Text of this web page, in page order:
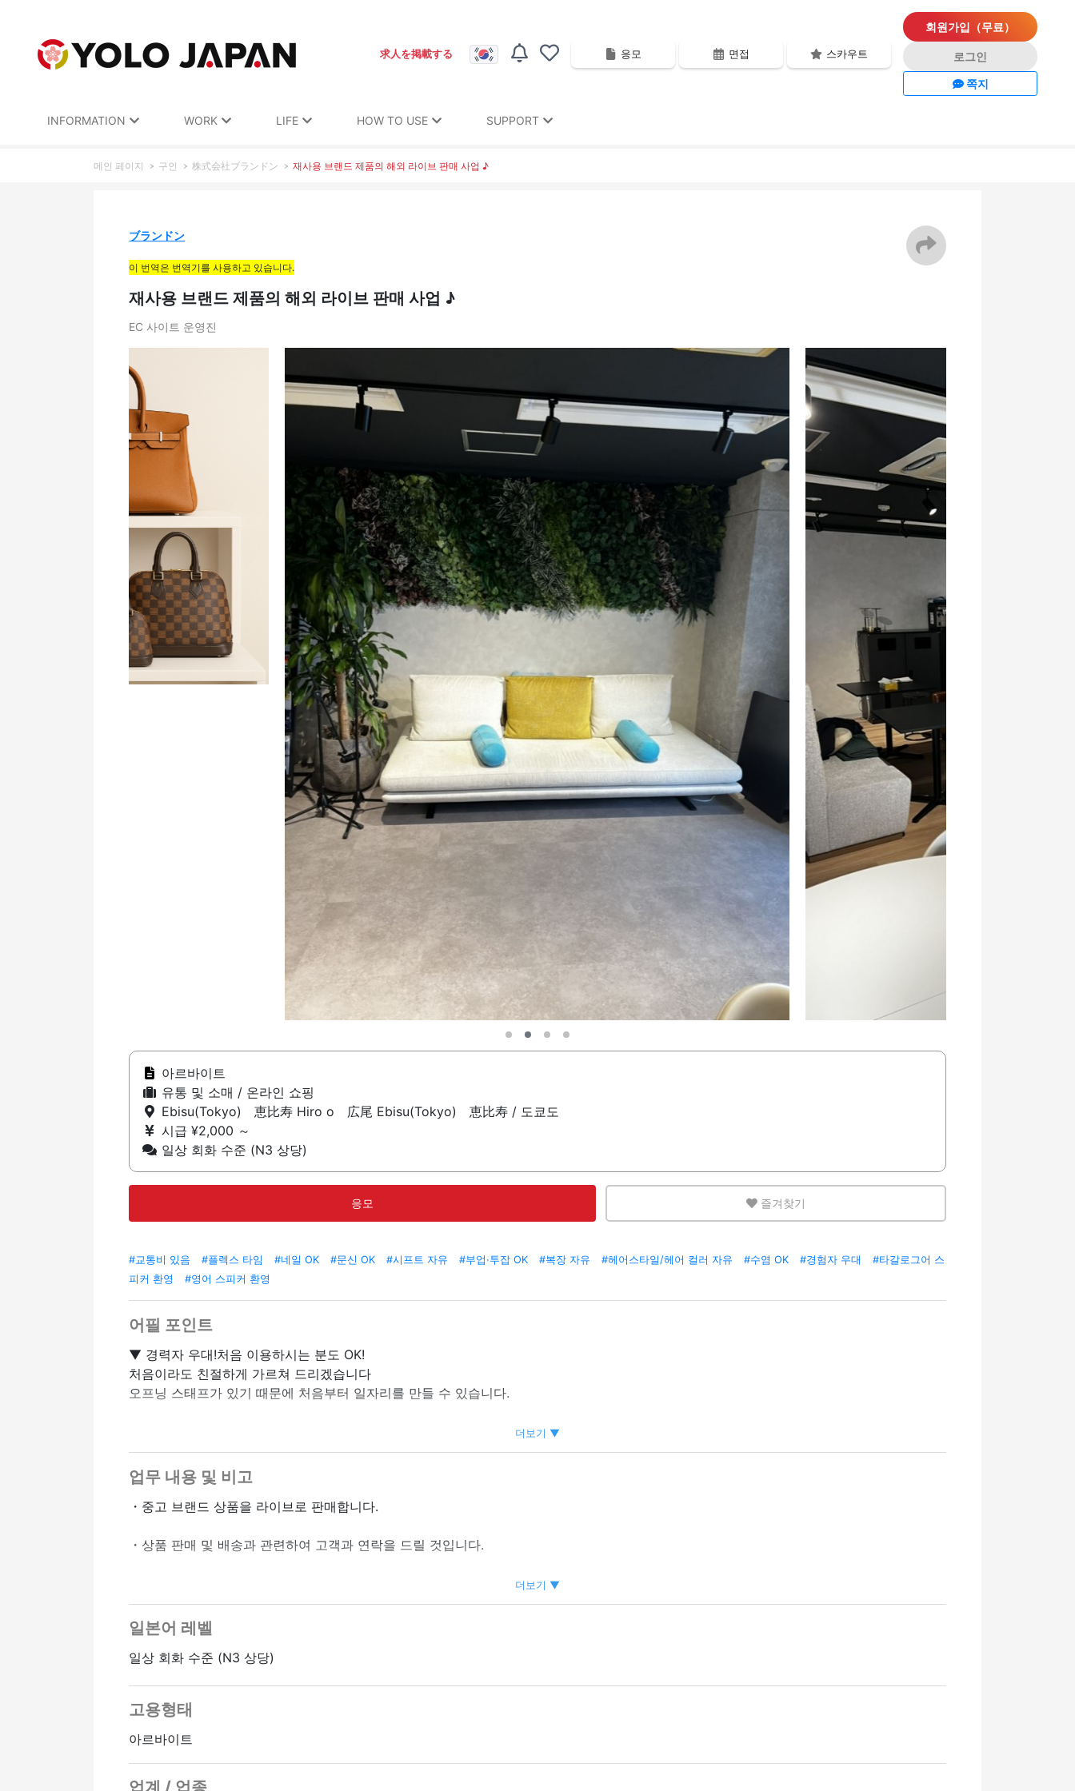
求人を掲載する 응모 면접 스카우트
회원가입（무료）
로그인
쪽지
INFORMATION WORK LIFE HOW TO USE SUPPORT
메인 페이지 구인 株式会社ブランドン 재사용 브랜드 제품의 해외 라이브 판매 사업 ♪
ブランドン
이 번역은 번역기를 사용하고 있습니다.
재사용 브랜드 제품의 해외 라이브 판매 사업 ♪
EC 사이트 운영진
아르바이트
유통 및 소매 / 온라인 쇼핑
Ebisu(Tokyo) 恵比寿 Hiro o 広尾 Ebisu(Tokyo) 恵比寿 / 도쿄도
시급 ¥2,000 ～
일상 회화 수준 (N3 상당)
응모 즐겨찾기
#교통비 있음 #플렉스 타임 #네일 OK #문신 OK #시프트 자유 #부업·투잡 OK #복장 자유 #헤어스타일/헤어 컬러 자유 #수염 OK #경험자 우대
#타갈로그어 스
피커 환영
#영어 스피커 환영
어필 포인트
▼ 경력자 우대!처음 이용하시는 분도 OK!
처음이라도 친절하게 가르쳐 드리겠습니다
오프닝 스태프가 있기 때문에 처음부터 일자리를 만들 수 있습니다.
시간당 임금 2,000엔 외에 수수료가 있습니다.
최선을 다하면 월급이 더 올라갑니다!
▼ 일본인 초보자 OK!
의사소통이 가능하다면 괜찮아요
더보기 ▼
업무 내용 및 비고
・중고 브랜드 상품을 라이브로 판매합니다.
・상품 판매 및 배송과 관련하여 고객과 연락을 드릴 것입니다.
온라인 인터뷰 OK
더보기 ▼
일본어 레벨
일상 회화 수준 (N3 상당)
고용형태
아르바이트
업계 / 업종